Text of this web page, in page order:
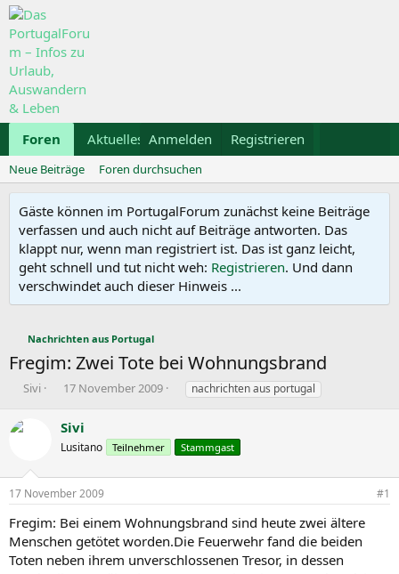
Foren Aktuelles Galerie Kalender
Anmelden Registrieren
Neue Beiträge Foren durchsuchen
Gäste können im PortugalForum zunächst keine Beiträge
verfassen und auch nicht auf Beiträge antworten. Das
klappt nur, wenn man registriert ist. Das ist ganz leicht,
geht schnell und tut nicht weh: Registrieren. Und dann
verschwindet auch dieser Hinweis ...
Nachrichten aus Portugal
Fregim: Zwei Tote bei Wohnungsbrand
E
s
t
l
e
Sivi
E
t
e
l
t
a
m
17 November 2009
S
l
a
w
t
e
nachrichten aus portugal
Sivi
Lusitano Teilnehmer Stammgast
17 November 2009 #1
Fregim: Bei einem Wohnungsbrand sind heute zwei ältere
Menschen getötet worden.Die Feuerwehr fand die beiden
Toten neben ihrem unverschlossenen Tresor, in dessen